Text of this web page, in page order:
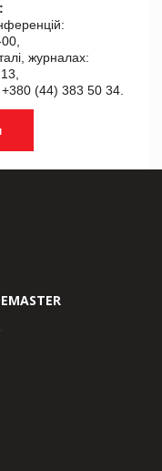
журналах:
(44) 383 50 34.